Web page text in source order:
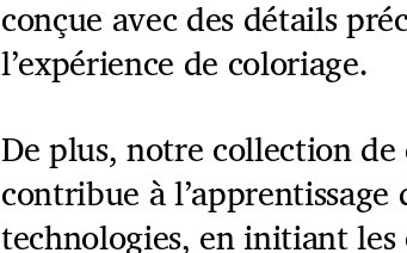
conçue avec des détails
l’expérience de coloriage.
De plus, notre collection de
contribue à l’apprentissage
technologies, en initiant